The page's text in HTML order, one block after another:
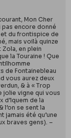
Mon Cher
pas encore donné
du frontispice de
mais voilà quinze
Zola, en plein
la Touraine ! Que
de Fontainebleau
vous aurez deux
& à « Trop
jolie vigne qui vous
d’Iquem de la
se sent la
jamais été qu’une
braves gens). –